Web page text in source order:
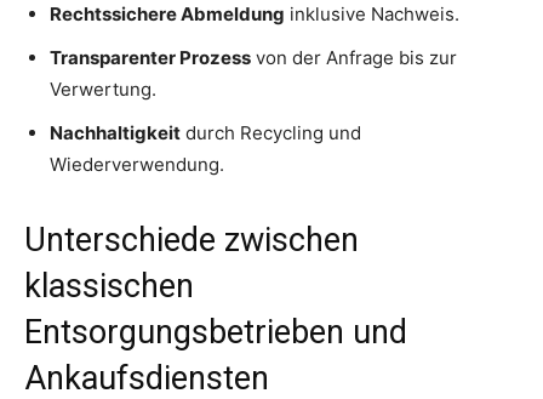
Rechtssichere Abmeldung inklusive Nachweis.
Transparenter Prozess von der Anfrage bis zur
Verwertung.
Nachhaltigkeit durch Recycling und
Wiederverwendung.
Unterschiede zwischen
klassischen
Entsorgungsbetrieben und
Ankaufsdiensten